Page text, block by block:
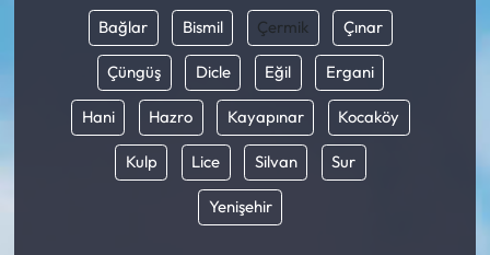
Bağlar Bismil Çermik Çınar
Çüngüş Dicle Eğil Ergani
Hani Hazro Kayapınar Kocaköy
Kulp Lice Silvan Sur
Yenişehir